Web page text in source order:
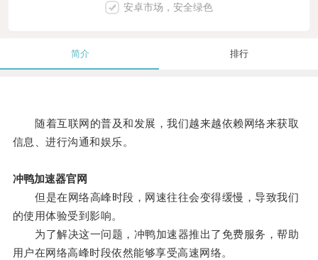
安卓市场，安全绿色
简介 排行
随着互联网的普及和发展，我们越来越依赖网络来获取
信息、进行沟通和娱乐。
冲鸭加速器官网
但是在网络高峰时段，网速往往会变得缓慢，导致我们
的使用体验受到影响。
为了解决这一问题，冲鸭加速器推出了免费服务，帮助
用户在网络高峰时段依然能够享受高速网络。